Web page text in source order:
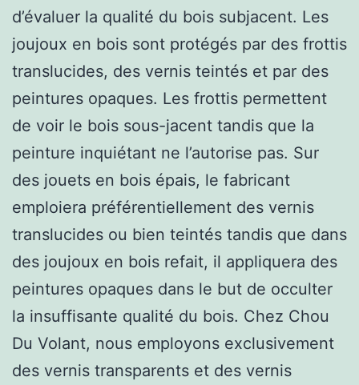
d’évaluer la qualité du bois subjacent. Les
joujoux en bois sont protégés par des frottis
translucides, des vernis teintés et par des
peintures opaques. Les frottis permettent
de voir le bois sous-jacent tandis que la
peinture inquiétant ne l’autorise pas. Sur
des jouets en bois épais, le fabricant
emploiera préférentiellement des vernis
translucides ou bien teintés tandis que dans
des joujoux en bois refait, il appliquera des
peintures opaques dans le but de occulter
la insuffisante qualité du bois. Chez Chou
Du Volant, nous employons exclusivement
des vernis transparents et des vernis